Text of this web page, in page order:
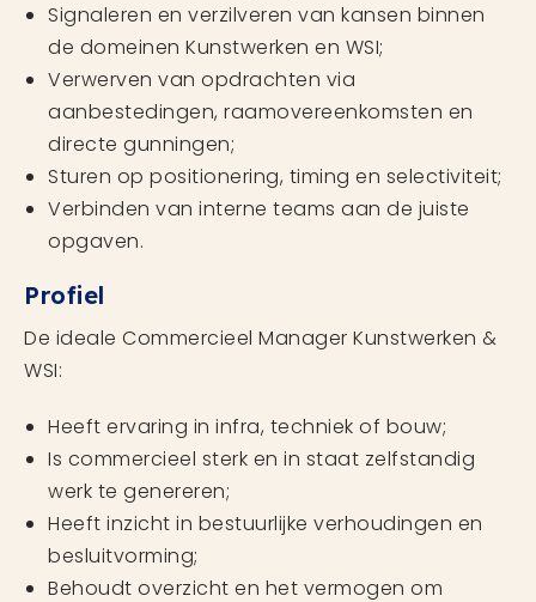
Signaleren en verzilveren van kansen binnen
de domeinen Kunstwerken en WSI;
Verwerven van opdrachten via
aanbestedingen, raamovereenkomsten en
directe gunningen;
Sturen op positionering, timing en selectiviteit;
Verbinden van interne teams aan de juiste
opgaven.
Profiel
De ideale Commercieel Manager Kunstwerken &
WSI:
Heeft ervaring in infra, techniek of bouw;
Is commercieel sterk en in staat zelfstandig
werk te genereren;
Heeft inzicht in bestuurlijke verhoudingen en
besluitvorming;
Behoudt overzicht en het vermogen om